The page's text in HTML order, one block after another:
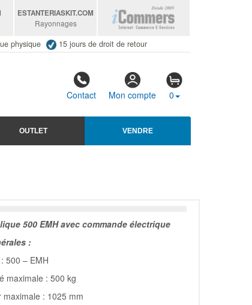
ESTANTERIASKIT.COM
Rayonnages
physique 15 jours de droit de retour
Contact Mon compte 0
OUTLET VENDRE
500 EMH avec commande électrique
:
500 – EMH
maximale : 500 kg
maximale : 1025 mm